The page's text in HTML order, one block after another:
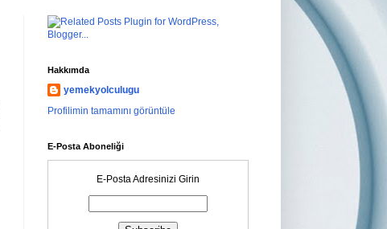
Hakkımda
yemekyolculugu
Profilimin tamamını görüntüle
E-Posta Aboneliği
E-Posta Adresinizi Girin